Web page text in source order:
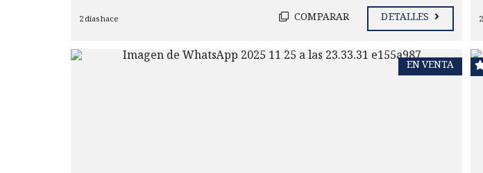
2 días hace COMPARAR DETALLES
EN VENTA